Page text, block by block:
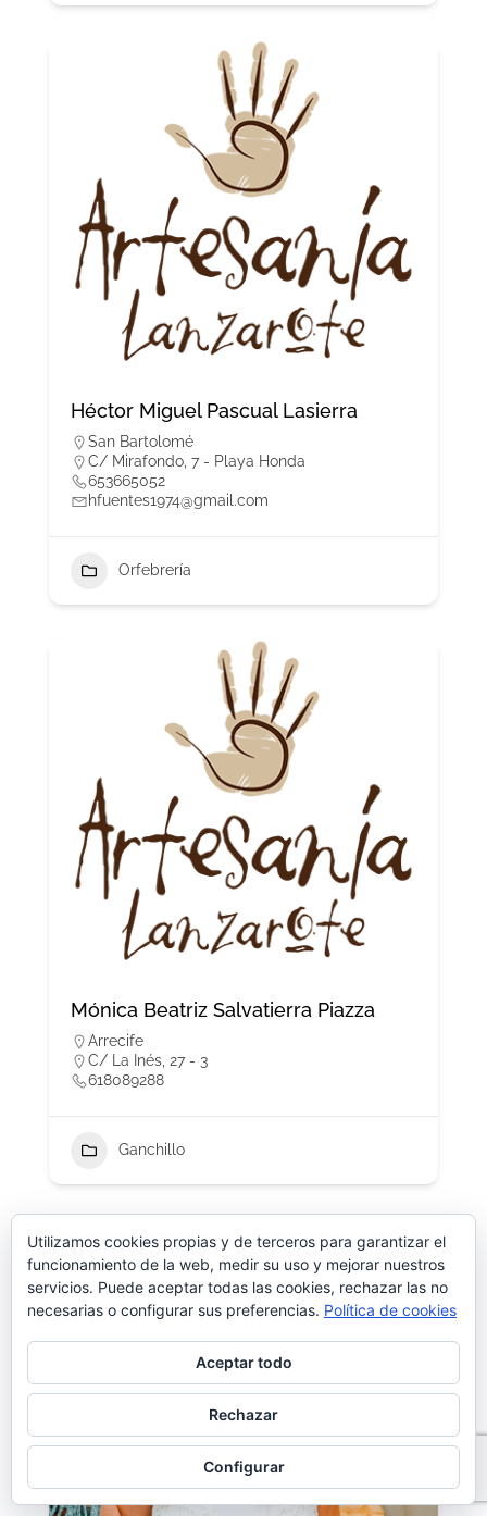
Héctor Miguel Pascual Lasierra
San Bartolomé
C/ Mirafondo, 7 - Playa Honda
653665052
hfuentes1974@gmail.com
Orfebrería
Mónica Beatriz Salvatierra Piazza
Arrecife
C/ La Inés, 27 - 3
618089288
Ganchillo
Utilizamos cookies propias y de terceros para garantizar el
funcionamiento de la web, medir su uso y mejorar nuestros
servicios. Puede aceptar todas las cookies, rechazar las no
necesarias o configurar sus preferencias. Política de cookies
Aceptar todo
Rechazar
Configurar